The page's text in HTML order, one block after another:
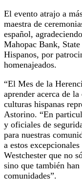
El evento atrajo a
maestra de
español,
Mahopac Bank,
Hispanos, por
homenajeados.
“El Mes de la
aprender acerca de
culturas hispanas
Astorino. “En
y oficiales de
para nuestras
a estos
Westchester que no
sino que también
comunidades”.